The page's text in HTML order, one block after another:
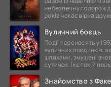
небезпечну подорож
років чекає вірна
Вуличний боєць
Події переносять у
вуличних поєдинків,
шляхами, змушені
сутичок. Їх спокій
Знайомство з